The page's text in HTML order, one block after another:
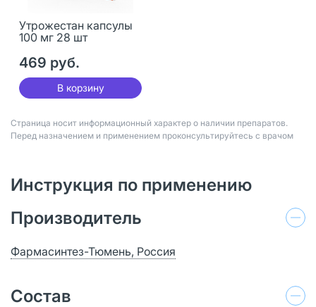
Утрожестан капсулы
100 мг 28 шт
469 руб.
В корзину
Страница носит информационный характер о наличии препаратов.
Перед назначением и применением проконсультируйтесь с врачом
Инструкция по применению
Производитель
Фармасинтез-Тюмень, Россия
Состав